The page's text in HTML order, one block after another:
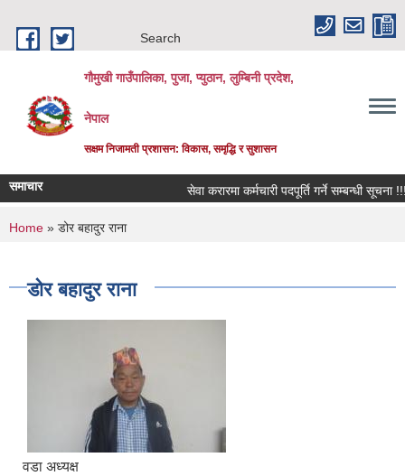
Search
गौमुखी गाउँपालिका, पुजा, प्युठान, लुम्बिनी प्रदेश,
नेपाल
सक्षम निजामती प्रशासन: विकास, समृद्धि र सुशासन
समाचार सेवा करारमा कर्मचारी पदपूर्ति गर्ने सम्बन्धी सूचना !!!
You are here
Home » डोर बहादुर राना
डोर बहादुर राना
वडा अध्यक्ष